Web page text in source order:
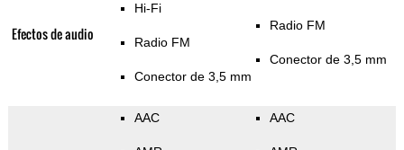
Efectos de audio
Hi-Fi
Radio FM
Conector de 3,5 mm
Radio FM
Conector de 3,5 mm
AAC AAC